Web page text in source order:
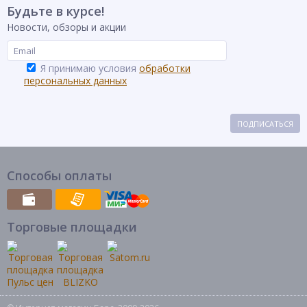
Будьте в курсе!
Новости, обзоры и акции
Я принимаю условия обработки
персональных данных
ПОДПИСАТЬСЯ
Способы оплаты
Торговые площадки